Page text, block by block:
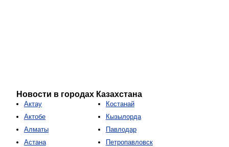
Новости в городах Казахстана
Актау
Актобе
Алматы
Астана
Костанай
Кызылорда
Павлодар
Петропавловск